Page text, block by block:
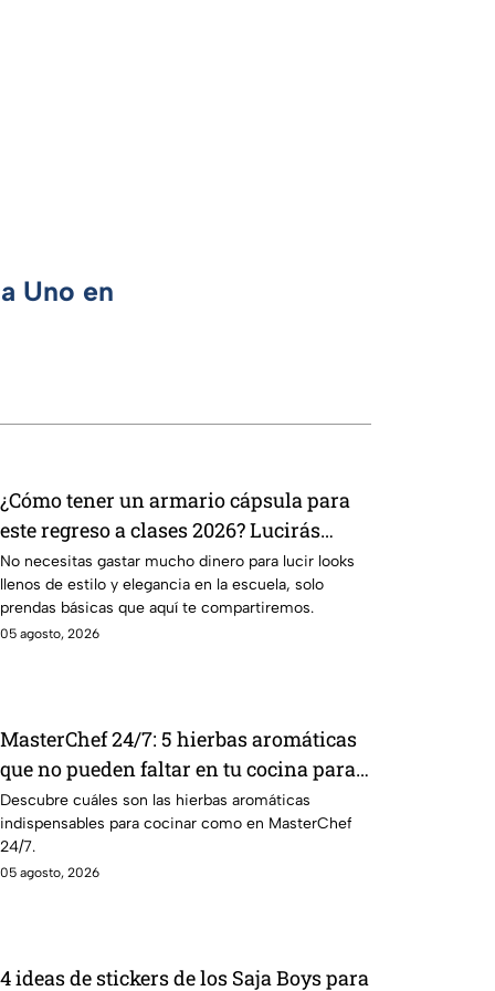
Uno en
¿Cómo tener un armario cápsula para
este regreso a clases 2026? Lucirás
sofisticada y elegante con prendas
básicas sin gastar mucho dinero
No necesitas gastar mucho dinero para lucir looks
llenos de estilo y elegancia en la escuela, solo
prendas básicas que aquí te compartiremos.
05 agosto, 2026
MasterChef 24/7: 5 hierbas aromáticas
que no pueden faltar en tu cocina para
dar más sabor a tus platillos
Descubre cuáles son las hierbas aromáticas
indispensables para cocinar como en MasterChef
24/7.
05 agosto, 2026
4 ideas de stickers de los Saja Boys para